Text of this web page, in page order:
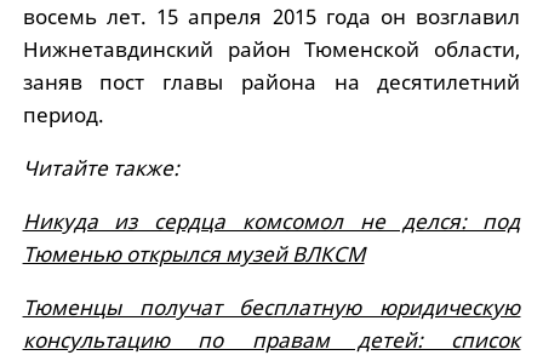
восемь лет. 15 апреля 2015 года он возглавил
Нижнетавдинский район Тюменской области,
заняв пост главы района на десятилетний
период.
Читайте также:
Никуда из сердца комсомол не делся: под
Тюменью открылся музей ВЛКСМ
Тюменцы получат бесплатную юридическую
консультацию по правам детей: список